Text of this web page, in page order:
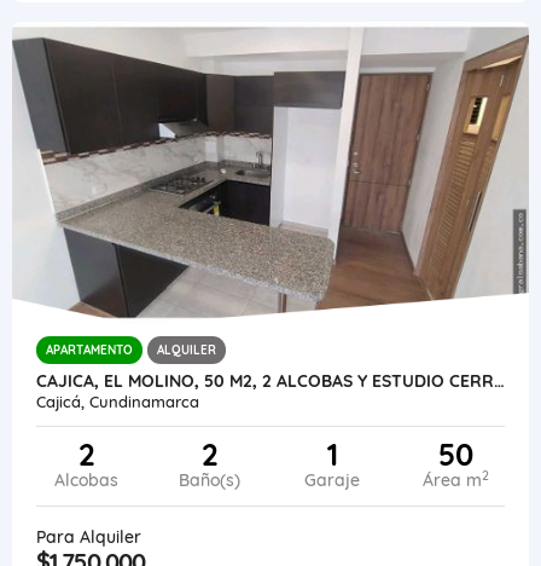
APARTAMENTO ALQUILER
CAJICA, EL MOLINO, 50 M2, 2 ALCOBAS Y ESTUDIO CERRADO, ENCORTINADO
Cajicá, Cundinamarca
2
Alcobas
2
Baño(s)
1
Garaje
50
Área m2
Para Alquiler